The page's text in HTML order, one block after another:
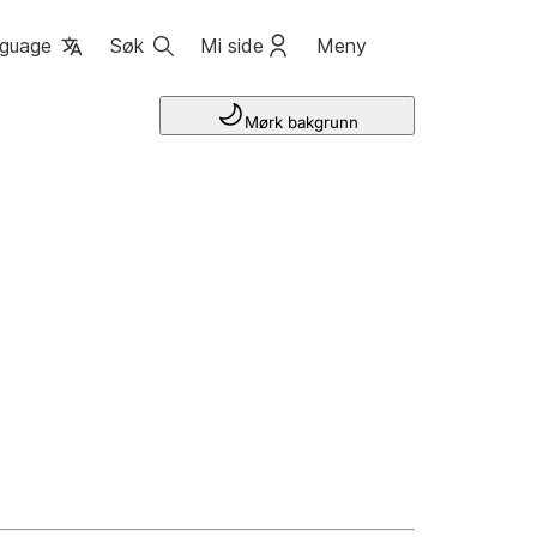
Søk Mi side Meny
Mørk bakgrunn